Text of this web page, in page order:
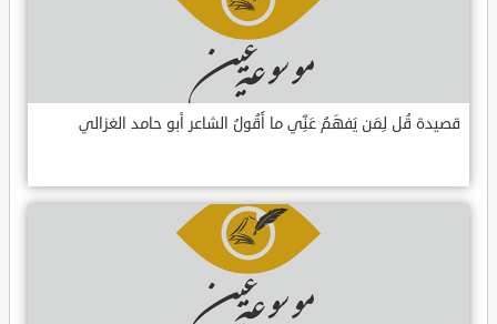
قصيدة قُل لِمَن يَفهَمُ عَنِّي ما أَقُولُ الشاعر أبو حامد الغزالي